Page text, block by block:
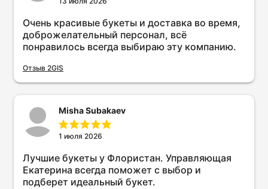
Очень красивые букеты и доставка во время,
доброжелательный персонал, всё
понравилось всегда выбираю эту компанию.
Отзыв 2GIS
Misha Subakaev
1 июля 2026
Лучшие букеты у Флористан. Управляющая
Екатерина всегда поможет с выбор и
подберет идеальный букет.